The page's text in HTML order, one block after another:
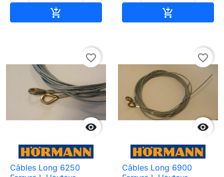
 

favorite_border
Câbles Long 6250

favorite_border
Câbles Long 6900